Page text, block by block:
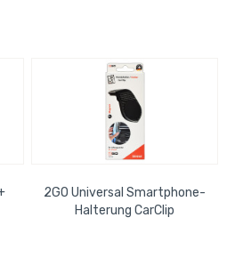
2GO Universal Smartphone-
Halterung CarClip